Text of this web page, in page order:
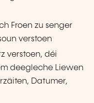
Froen zu senger
verstoen
verstoen, déi
deegleche Liewen
Datumer,